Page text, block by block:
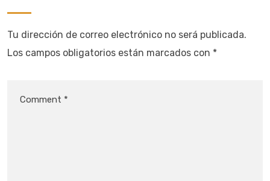
Tu dirección de correo electrónico no será publicada.
Los campos obligatorios están marcados con *